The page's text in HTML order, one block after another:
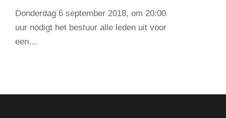
Donderdag 6 september 2018, om 20:00
uur nodigt het bestuur alle leden uit voor
een…